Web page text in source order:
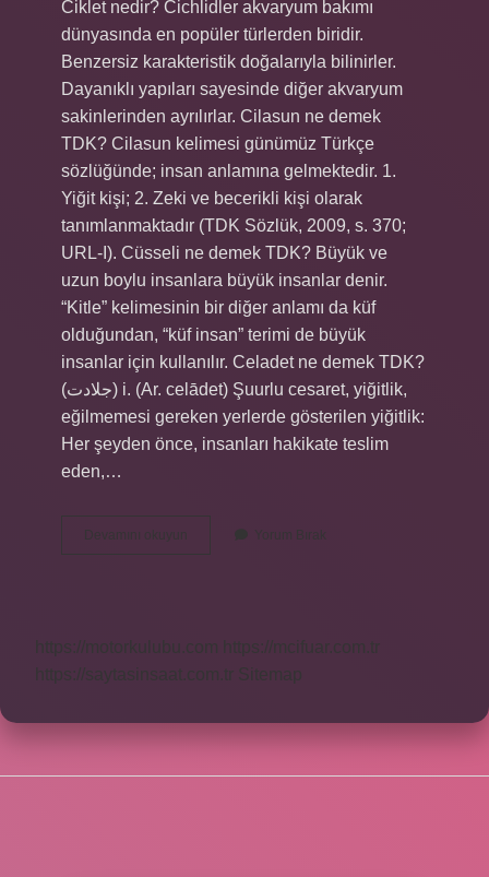
Ciklet nedir? Cichlidler akvaryum bakımı
dünyasında en popüler türlerden biridir.
Benzersiz karakteristik doğalarıyla bilinirler.
Dayanıklı yapıları sayesinde diğer akvaryum
sakinlerinden ayrılırlar. Cilasun ne demek
TDK? Cilasun kelimesi günümüz Türkçe
sözlüğünde; insan anlamına gelmektedir. 1.
Yiğit kişi; 2. Zeki ve becerikli kişi olarak
tanımlanmaktadır (TDK Sözlük, 2009, s. 370;
URL-I). Cüsseli ne demek TDK? Büyük ve
uzun boylu insanlara büyük insanlar denir.
“Kitle” kelimesinin bir diğer anlamı da küf
olduğundan, “küf insan” terimi de büyük
insanlar için kullanılır. Celadet ne demek TDK?
(ﺟﻼﺩﺕ) i. (Ar. celādet) Şuurlu cesaret, yiğitlik,
eğilmemesi gereken yerlerde gösterilen yiğitlik:
Her şeyden önce, insanları hakikate teslim
eden,…
Devamını okuyun
Ne
Yorum Bırak
https://motorkulubu.com
https://mcifuar.com.tr
https://saytasinsaat.com.tr Sitemap